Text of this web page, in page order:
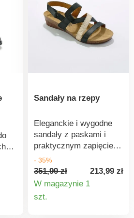
Sandały na rzepy
Eleganckie i wygodne
sandały z paskami i
praktycznym zapięciem
na rzep. 2 paski na
rzepy (wokół kostki i po
zewnętrznej stronie)
ułatwiają zakładanie.
Anatomicznie
- 35%
351,99 zł
213,99 zł
W magazynie 1
szt.